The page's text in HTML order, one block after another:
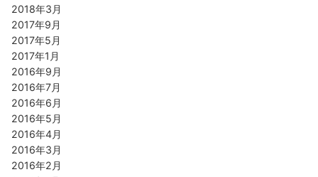
2018年3月
2017年9月
2017年5月
2017年1月
2016年9月
2016年7月
2016年6月
2016年5月
2016年4月
2016年3月
2016年2月